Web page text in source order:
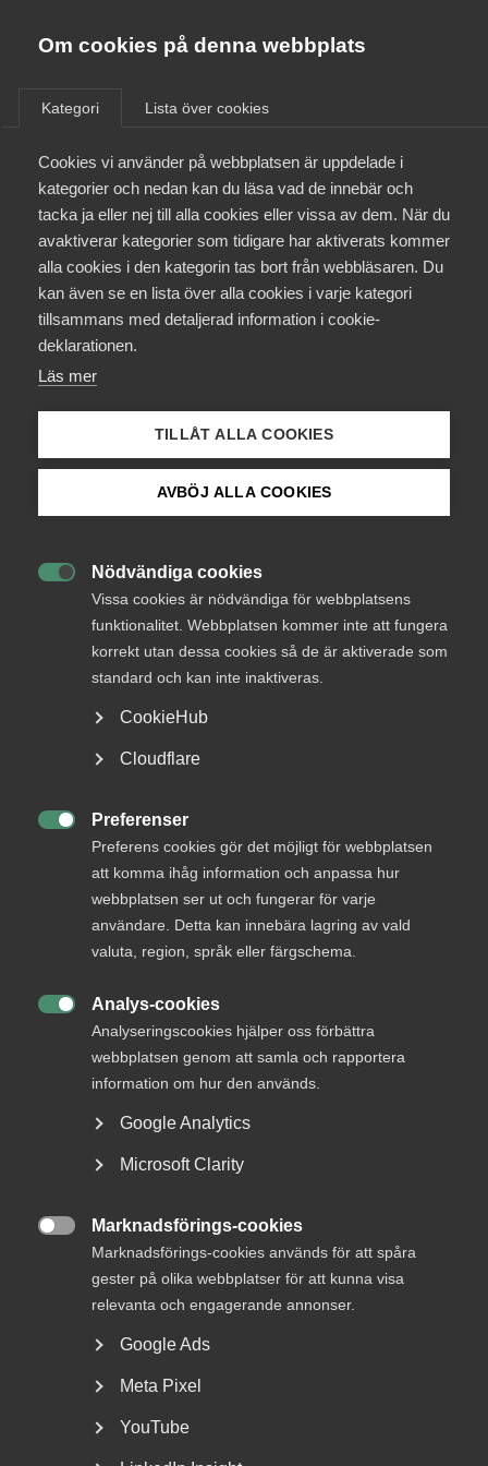
Om cookies på denna webbplats
Kategori Lista över cookies
Cookies vi använder på webbplatsen är uppdelade i
kategorier och nedan kan du läsa vad de innebär och
tacka ja eller nej till alla cookies eller vissa av dem. När du
avaktiverar kategorier som tidigare har aktiverats kommer
alla cookies i den kategorin tas bort från webbläsaren. Du
kan även se en lista över alla cookies i varje kategori
tillsammans med detaljerad information i cookie-
deklarationen.
Läs mer
TILLÅT ALLA COOKIES
AVBÖJ ALLA COOKIES
Nödvändiga cookies
Vissa cookies är nödvändiga för webbplatsens
funktionalitet. Webbplatsen kommer inte att fungera
korrekt utan dessa cookies så de är aktiverade som
standard och kan inte inaktiveras.
CookieHub
Cloudflare
Preferenser
Preferens cookies gör det möjligt för webbplatsen
att komma ihåg information och anpassa hur
webbplatsen ser ut och fungerar för varje
användare. Detta kan innebära lagring av vald
valuta, region, språk eller färgschema.
Analys-cookies
Analyseringscookies hjälper oss förbättra
webbplatsen genom att samla och rapportera
information om hur den används.
Google Analytics
Microsoft Clarity
Marknadsförings-cookies
Marknadsförings-cookies används för att spåra
gester på olika webbplatser för att kunna visa
relevanta och engagerande annonser.
Google Ads
Meta Pixel
YouTube
Almega Utbildning
Innovations­företagen
Kompetens­företagen
Medie­företagen
Säkerhets­företagen
Tåg­företagen
Om Almega
Aktuellt
Medlemskapet
Mina sidor
Kurser & utbildningar
Logga in på Arbetsgivarguiden
Sök på almega.se
Cookie-inställningar
Huvudbetänkandet
Långtidsutredningen 2011
(SOU 2011:11)
Almega har beretts tillfälle att yttra sig över
Långtidsutredningens Huvudbetänkande. Vi har valt att
Långtidsutredningen för fram.
Läs remissvaret.
Status
Från
Finansdepartementet
Svar senast
Läs remissen
Bli en del av framtidens
Jobb & karriär
Bli medlem
Rådgivning, hjälp och
Kontakta Almega